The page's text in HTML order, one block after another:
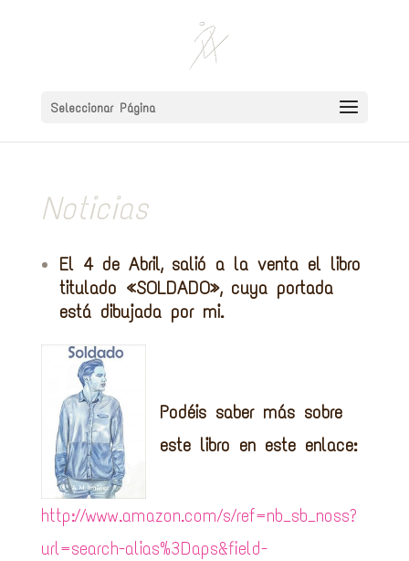
Seleccionar Página
Noticias
El 4 de Abril, salió a la venta el libro
titulado «SOLDADO», cuya portada
está dibujada por mi.
Podéis saber más sobre
este libro en este enlace:
http://www.amazon.com/s/ref=nb_sb_noss?
url=search-alias%3Daps&field-